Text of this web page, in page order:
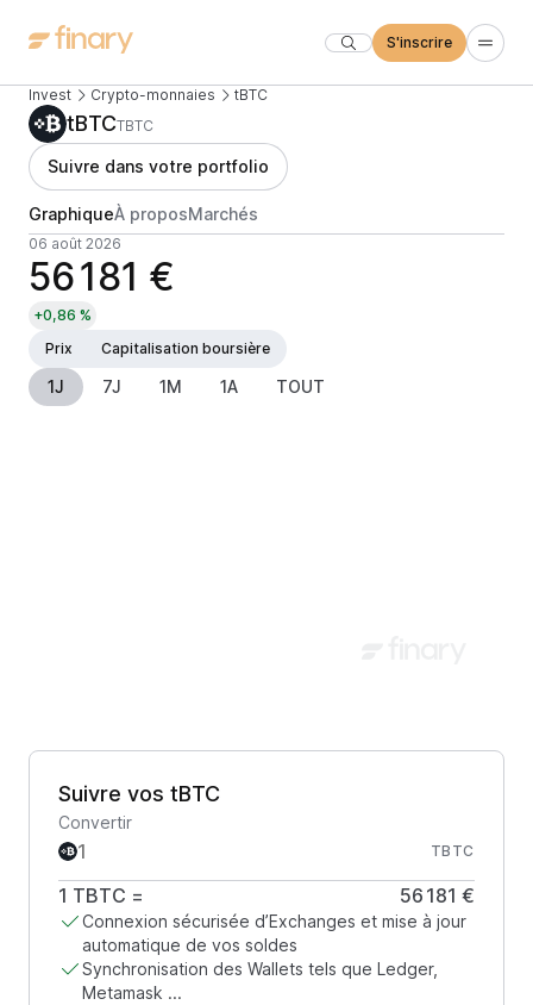
S'inscrire
Invest Crypto-monnaies tBTC
tBTCTBTC
Suivre dans votre portfolio
GraphiqueÀ proposMarchés
06 août 2026
56 181 €
+0,86 %
Prix
Capitalisation boursière
1J 7J 1M 1A TOUT
Suivre vos tBTC
Convertir
TBTC
1 TBTC = 56 181 €
Connexion sécurisée d’Exchanges et mise à jour
automatique de vos soldes
Synchronisation des Wallets tels que Ledger,
Metamask ...